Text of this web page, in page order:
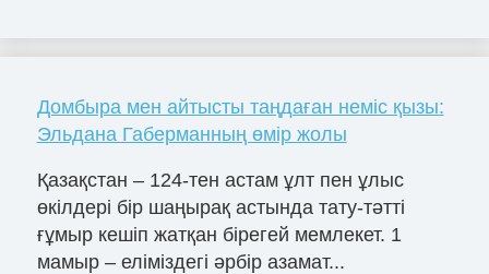
Домбыра мен айтысты таңдаған неміс қызы:
Эльдана Габерманның өмір жолы
Қазақстан – 124-тен астам ұлт пен ұлыс
өкілдері бір шаңырақ астында тату-тәтті
ғұмыр кешіп жатқан бірегей мемлекет. 1
мамыр – еліміздегі әрбір азамат...